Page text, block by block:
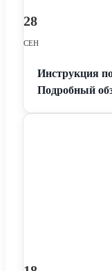
28
СЕН
Инструкция
Подробный